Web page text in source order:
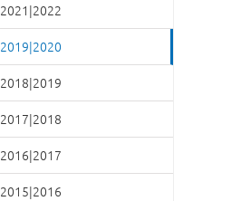
2021|2022
2019|2020
2018|2019
2017|2018
2016|2017
2015|2016